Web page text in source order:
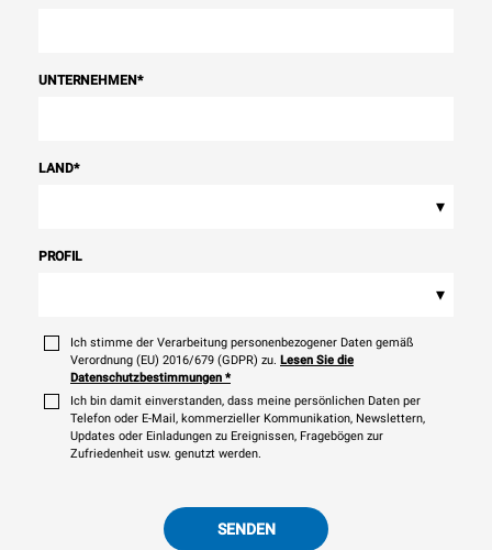
UNTERNEHMEN*
LAND*
▾
PROFIL
▾
Ich stimme der Verarbeitung personenbezogener Daten gemäß
Verordnung (EU) 2016/679 (GDPR) zu. Lesen Sie die
Datenschutzbestimmungen *
Ich bin damit einverstanden, dass meine persönlichen Daten per
Telefon oder E-Mail, kommerzieller Kommunikation, Newslettern,
Updates oder Einladungen zu Ereignissen, Fragebögen zur
Zufriedenheit usw. genutzt werden.
SENDEN